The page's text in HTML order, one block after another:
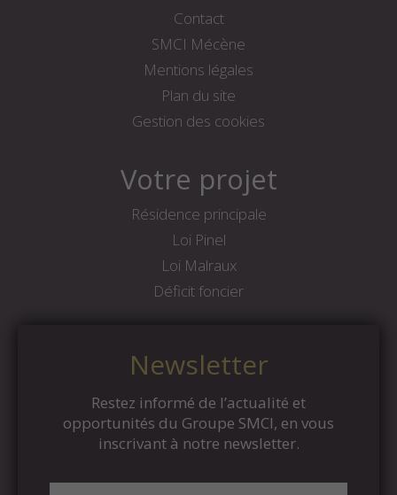
Contact
SMCI Mécène
Mentions légales
Plan du site
Gestion des cookies
Votre projet
Résidence principale
Loi Pinel
Loi Malraux
Déficit foncier
Newsletter
Restez informé de l’actualité et
opportunités du Groupe SMCI, en vous
inscrivant à notre newsletter.